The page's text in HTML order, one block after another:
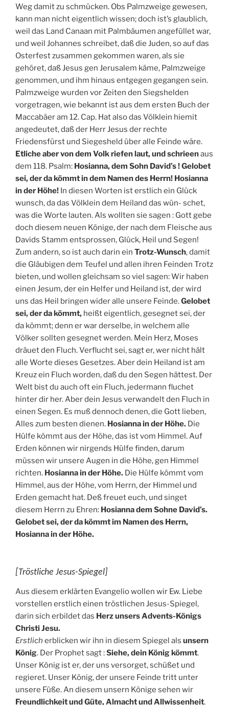
Weg damit zu schmücken. Obs Palmzweige gewesen,
kann man nicht eigentlich wissen; doch ist’s glaublich,
weil das Land Canaan mit Palmbäumen angefüllet war,
und weil Johannes schreibet, daß die Juden, so auf das
Osterfest zusammen gekommen waren, als sie
gehöret, daß Jesus gen Jerusalem käme, Palmzweige
genommen, und ihm hinaus entgegen gegangen sein.
Palmzweige wurden vor Zeiten den Siegshelden
vorgetragen, wie bekannt ist aus dem ersten Buch der
Maccabäer am 12. Cap. Hat also das Völklein hiemit
angedeutet, daß der Herr Jesus der rechte
Friedensfürst und Siegesheld über alle Feinde wäre.
Etliche aber von dem Volk riefen laut, und schrieenaus
dem 118. Psalm: Hosianna, dem Sohn David’s ! Gelobet
sei, der da kömmt in dem Namen des Herrn! Hosianna
in der Höhe! In diesen Worten ist erstlich ein Glück
wunsch, da das Völklein dem Heiland das wün- schet,
was die Worte lauten. Als wollten sie sagen : Gott gebe
doch diesem neuen Könige, der nach dem Fleische aus
Davids Stamm entsprossen, Glück, Heil und Segen!
Zum andern, so ist auch darin ein Trotz-Wunsch, damit
die Gläubigen dem Teufel und allen ihren Feinden Trotz
bieten, und wollen gleichsam so viel sagen: Wir haben
einen Jesum, der ein Helfer und Heiland ist, der wird
uns das Heil bringen wider alle unsere Feinde.Gelobet
sei, der da kömmt, heißt eigentlich, gesegnet sei, der
da kömmt; denn er war derselbe, in welchem alle
Völker sollten gesegnet werden. Mein Herz, Moses
dräuet den Fluch. Verflucht sei, sagt er, wer nicht hält
alle Worte dieses Gesetzes. Aber dein Heiland ist am
Kreuz ein Fluch worden, daß du den Segen hättest. Der
Welt bist du auch oft ein Fluch, jedermann fluchet
hinter dir her. Aber dein Jesus verwandelt den Fluch in
einen Segen. Es muß dennoch denen, die Gott lieben,
Alles zum besten dienen. Hosianna in der Höhe. Die
Hülfe kömmt aus der Höhe, das ist vom Himmel. Auf
Erden können wir nirgends Hülfe finden, darum
müssen wir unsere Augen in die Höhe, gen Himmel
richten. Hosianna in der Höhe. Die Hülfe kömmt vom
Himmel, aus der Höhe, vom Herrn, der Himmel und
Erden gemacht hat. Deß freuet euch, und singet
diesem Herrn zu Ehren: Hosianna dem Sohne David’s.
Gelobet sei, der da kömmt im Namen des Herrn,
Hosianna in der Höhe.
[Tröstliche Jesus-Spiegel]
Aus diesem erklärten Evangelio wollen wir Ew. Liebe
vorstellen erstlich einen tröstlichen Jesus-Spiegel,
darin sich erbildet das Herz unsers Advents-Königs
Christi Jesu.
Erstlich erblicken wir ihn in diesem Spiegel als unsern
König. Der Prophet sagt :Siehe, dein König kömmt.
Unser König ist er, der uns versorget, schüßet und
regieret. Unser König, der unsere Feinde tritt unter
unsere Füße. An diesem unsern Könige sehen wir
Freundlichkeit und Güte, Almacht und Allwissenheit.